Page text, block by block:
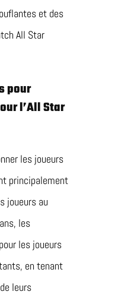
et des
All Star
pour
l’All Star
les joueurs
principalement
joueurs au
les
les joueurs
en tenant
leurs